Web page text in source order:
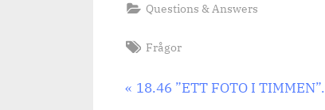
Questions & Answers
Tags:
Frågor
Inläggsnavigering
Previous
18.46 ”ETT FOTO I TIMMEN”.